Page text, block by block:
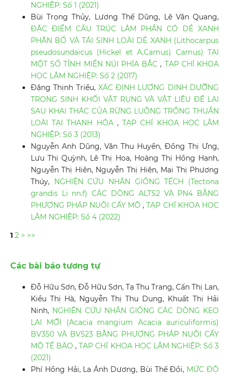
NGHIỆP: Số 1 (2021)
Bùi Trọng Thủy, Lương Thế Dũng, Lê Văn Quang,
ĐẶC ĐIỂM CẤU TRÚC LÂM PHẦN CÓ DẺ XANH
PHÂN BỐ VÀ TÁI SINH LOÀI DẺ XANH (Lithocarpus
pseudosundaicus (Hickel et A.Camus) Camus) TẠI
MỘT SỐ TỈNH MIỀN NÚI PHÍA BẮC, TẠP CHÍ KHOA
HỌC LÂM NGHIỆP: Số 2 (2017)
Đặng Thịnh Triều, XÁC ĐỊNH LƯỢNG DINH DƯỠNG
TRONG SINH KHỐI VẬT RỤNG VÀ VẬT LIỆU ĐỂ LẠI
SAU KHAI THÁC CỦA RỪNG LUỒNG TRỒNG THUẦN
LOÀI TẠI THANH HÓA ,TẠP CHÍ KHOA HỌC LÂM
NGHIỆP: Số 3 (2013)
Nguyễn Anh Dũng, Văn Thu Huyền, Đồng Thị Ưng,
Lưu Thị Quỳnh, Lê Thị Hoa, Hoàng Thị Hồng Hạnh,
Nguyễn Thị Hiên, Nguyễn Thị Hiên, Mai Thị Phương
Thúy,
NGHIÊN CỨU NHÂN GIỐNG TẾCH (Tectona
grandis Li nn.f) CÁC DÒNG ALTS2 VÀ PN4 BẰNG
PHƯƠNG PHÁP NUÔI CẤY MÔ,TẠP CHÍ KHOA HỌC
LÂM NGHIỆP: Số 4 (2022)
1 2 > >>
Các bài báo tương tự
Đỗ Hữu Sơn, Đỗ Hữu Sơn, Tạ Thu Trang, Cấn Thị Lan,
Kiều Thị Hà, Nguyễn Thị Thu Dung, Khuất Thị Hải
Ninh, NGHIÊN CỨU NHÂN GIỐNG CÁC DÒNG KEO
LAI MỚI (Acacia mangium Acacia auriculiformis)
BV350 VÀ BV523 BẰNG PHƯƠNG PHÁP NUÔI CẤY
MÔ TẾ BÀO,TẠP CHÍ KHOA HỌC LÂM NGHIỆP: Số 3
(2021)
Phí Hồng Hải, La Ánh Dương, Bùi Thế Đồi, MỨC ĐỘ